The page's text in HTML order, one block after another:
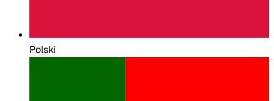
Polski